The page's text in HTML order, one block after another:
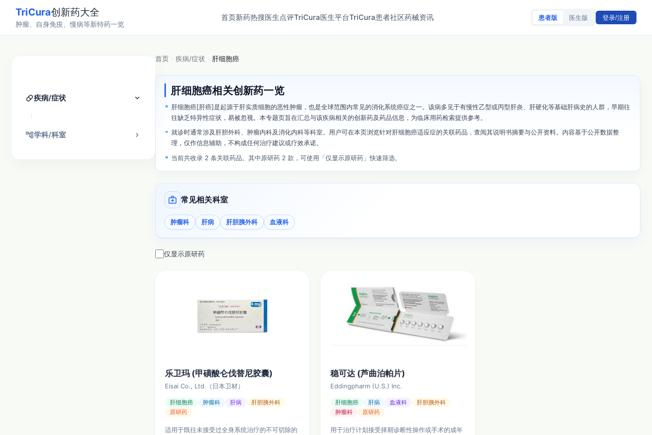
TriCura创新药大全
肿瘤、自身免疫、慢病等新特药一览
首页新药热搜医生点评TriCura医生平台TriCura患者社区药械资讯 患者版 医生版 登录/注册
pill疾病/症状 keyboard_arrow_down
account_tree学科/科室 chevron_right
首页 疾病/症状 肝细胞癌
肝细胞癌相关创新药一览
肝细胞癌[肝癌]是起源于肝实质细胞的恶性肿瘤，也是全球范围内常见的消化系统癌症之一。该病多见于有慢性乙型或丙型肝炎、肝硬化等基础肝病史的人群，早期往
往缺乏特异性症状，易被忽视。本专题页旨在汇总与该疾病相关的创新药及药品信息，为临床用药检索提供参考。
就诊时通常涉及肝胆外科、肿瘤内科及消化内科等科室。用户可在本页浏览针对肝细胞癌适应症的关联药品，查阅其说明书摘要与公开资料。内容基于公开数据整
理，仅作信息辅助，不构成任何治疗建议或疗效承诺。
当前共收录 2 条关联药品。其中原研药 2 款，可使用「仅显示原研药」快速筛选。
medical_services 常见相关科室
肿瘤科 肝病 肝胆胰外科 血液科
仅显示原研药
乐卫玛 (甲磺酸仑伐替尼胶囊)
Eisai Co., Ltd.（日本卫材）
肝细胞癌 肿瘤科 肝病
肝胆胰外科
原研药
适用于既往未接受过全身系统治疗的不可切除的
稳可达 (芦曲泊帕片)
Eddingpharm (U.S.) Inc.
肝细胞癌 肝病 血液科
肝胆胰外科
肿瘤科
原研药
用于治疗计划接受择期诊断性操作或手术的成年